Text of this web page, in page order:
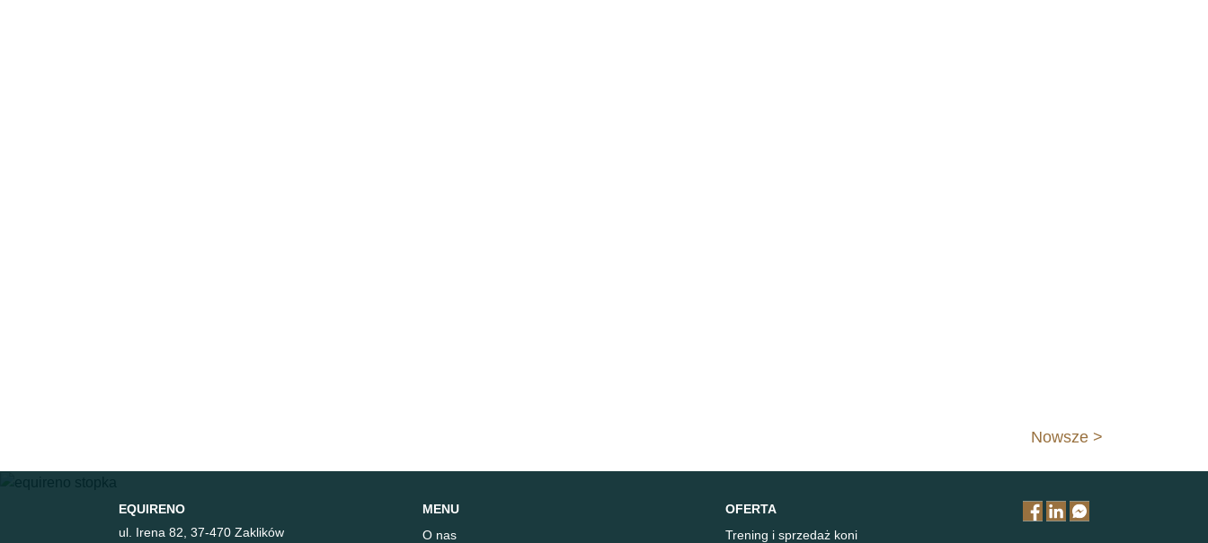
wpisu
Nowsze >
EQUIRENO
ul. Irena 82, 37-470 Zaklików
MENU
O nas
OFERTA
Trening i sprzedaż koni